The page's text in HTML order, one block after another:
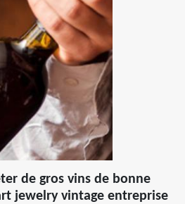
de gros vins de bonne
jewelry vintage entreprise